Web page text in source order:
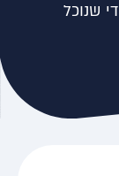
שנוכל